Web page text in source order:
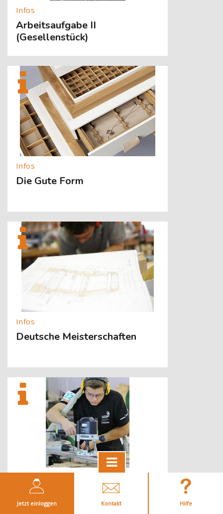
Arbeitsaufgabe II
(Gesellenstück)
[Cocoon] About (Text with Image) überspringen
Die Gute Form
[Cocoon] About (Text with Image) überspringen
Deutsche Meisterschaften
[Cocoon] About (Text with Image) überspringen
Weltmeisterschaften
Jetzt einloggen Kontakt Hilfe